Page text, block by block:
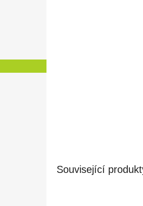
Související